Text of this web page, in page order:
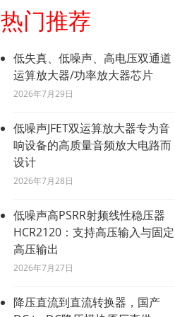
热门推荐
低失真、低噪声、高电压双通道
运算放大器/功率放大器芯片
2026年7月29日
低噪声JFET双运算放大器专为音
响设备的高质量音频放大电路而
设计
2026年7月28日
低噪声高PSRR射频线性稳压器
HCR2120：支持高压输入与固定
高压输出
2026年7月27日
降压直流到直流转换器，国产